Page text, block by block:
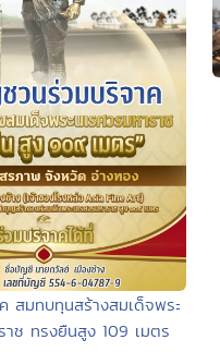
สมทบทุนสร้างสมเด็จพระ
าช ทรงยืนสูง 109 เมตร